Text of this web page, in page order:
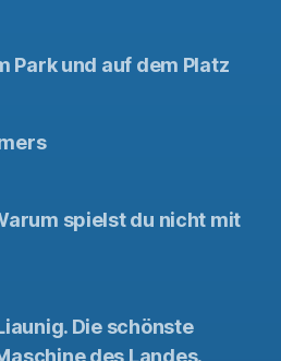
Park und auf dem Platz
spielst du nicht mit
Die schönste
des Landes.